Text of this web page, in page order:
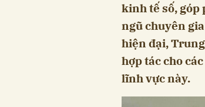
kinh tế số, góp
ngũ chuyên
hiện đại,
hợp tác cho
lĩnh vực này.